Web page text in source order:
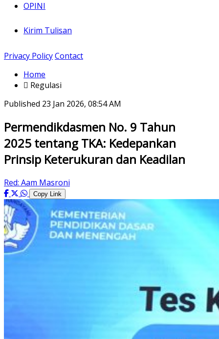
OPINI
Kirim Tulisan
Privacy PolicyContact
Home
Regulasi
Published 23 Jan 2026, 08:54 AM
Permendikdasmen No. 9 Tahun
2025 tentang TKA: Kedepankan
Prinsip Keterukuran dan Keadilan
Red: Aam Masroni
Copy Link